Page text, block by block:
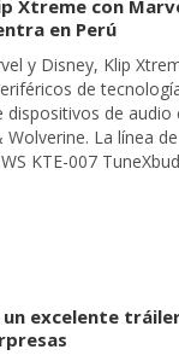
Xtreme con
en Perú
y Disney, Klip
de
de audio
La línea
KTE-007
un excelente